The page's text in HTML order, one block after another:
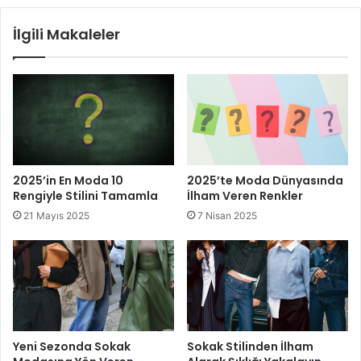
İlgili Makaleler
2025’in En Moda 10
Rengiyle Stilini Tamamla
21 Mayıs 2025
2025’te Moda Dünyasında
İlham Veren Renkler
7 Nisan 2025
Yeni Sezonda Sokak
Sokak Stilinden İlham